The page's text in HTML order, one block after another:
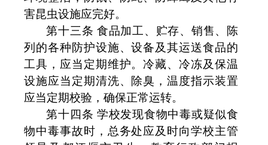
害昆虫设施应完好。
第十三条 食品加工、贮存、销售、陈
列的各种防护设施、设备及其运送食品的
工具，应当定期维护。冷藏、冷冻及保温
设施应当定期清洗、除臭，温度指示装置
应当定期校验，确保正常运转。
第十四条 学校发现食物中毒或疑似食
物中毒事故时，总务处应及时向学校主管